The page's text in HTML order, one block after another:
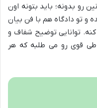
بدونه؛ باید بتونه اون
و تو دادگاه هم با فن بیان
توانایی توضیح شفاف و
قوی رو می طلبه که هر